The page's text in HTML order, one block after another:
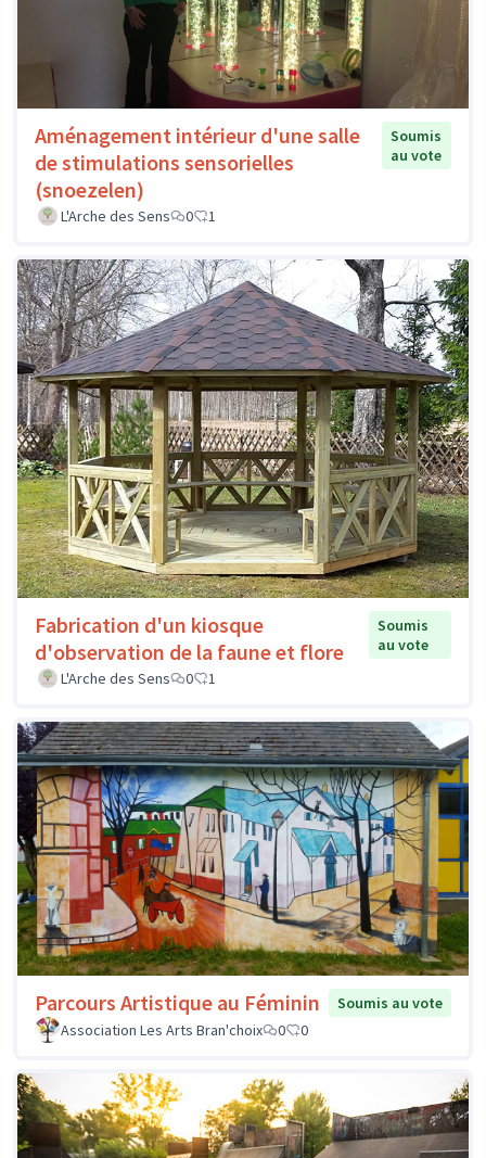
Aménagement intérieur d'une salle
de stimulations sensorielles
(snoezelen)
Soumis
au vote
L'Arche des Sens 0 1
Fabrication d'un kiosque
d'observation de la faune et flore
Soumis
au vote
L'Arche des Sens
0 1
Parcours Artistique au Féminin
Soumis au vote
Association Les Arts Bran'choix
0 0